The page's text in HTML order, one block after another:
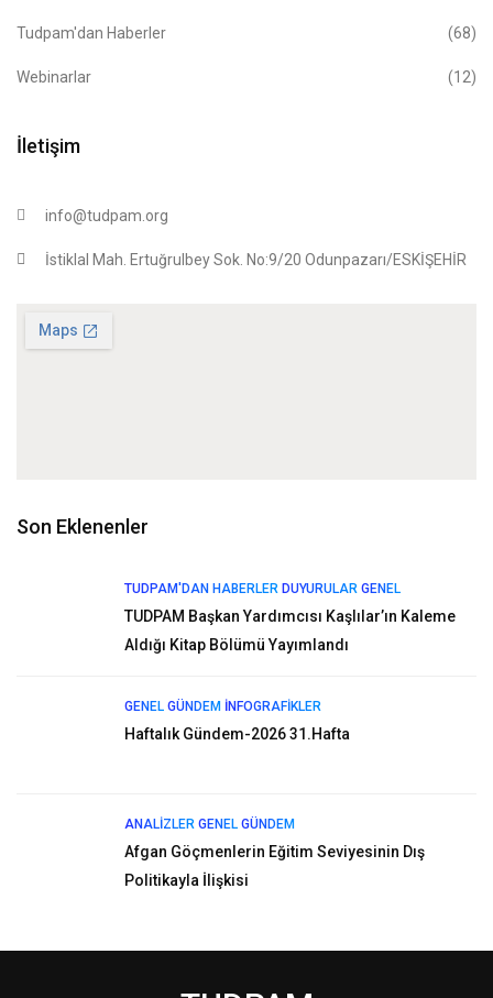
Tudpam'dan Haberler (68)
Webinarlar (12)
İletişim
info@tudpam.org
İstiklal Mah. Ertuğrulbey Sok. No:9/20 Odunpazarı/ESKİŞEHİR
Son Eklenenler
TUDPAM'DAN HABERLER DUYURULAR GENEL
TUDPAM Başkan Yardımcısı Kaşlılar’ın Kaleme
Aldığı Kitap Bölümü Yayımlandı
GENEL GÜNDEM İNFOGRAFIKLER
Haftalık Gündem-2026 31.Hafta
ANALIZLER GENEL GÜNDEM
Afgan Göçmenlerin Eğitim Seviyesinin Dış
Politikayla İlişkisi